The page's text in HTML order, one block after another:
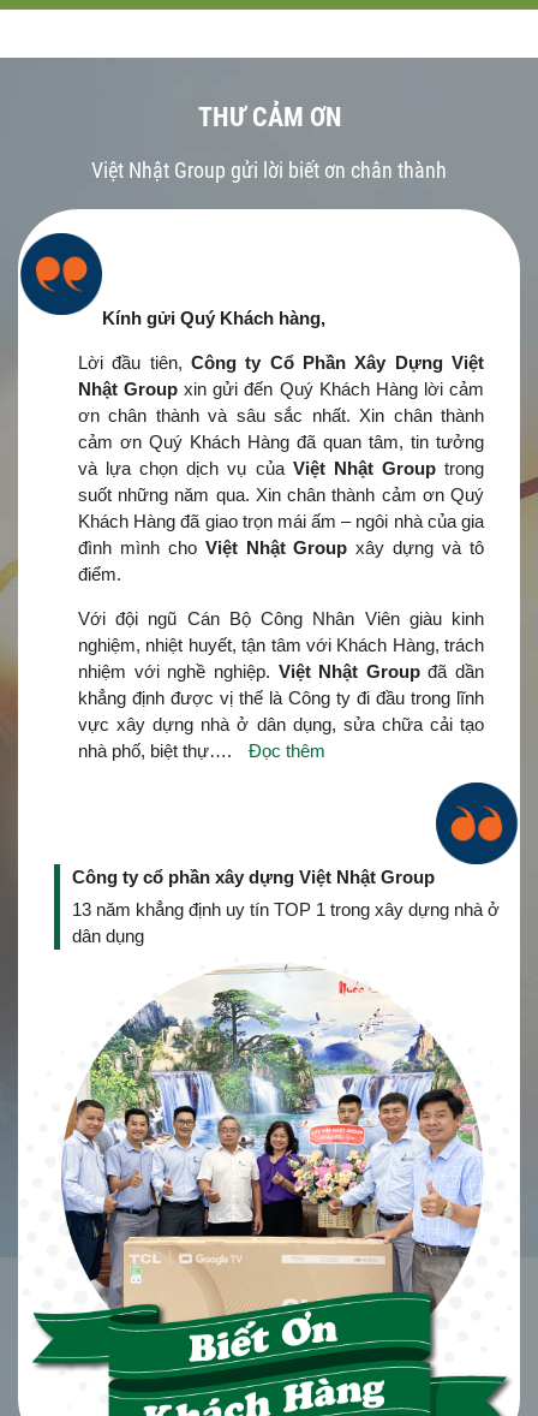
THƯ CẢM ƠN
Việt Nhật Group gửi lời biết ơn chân thành
Kính gửi Quý Khách hàng,
Lời đầu tiên, Công ty Cổ Phần Xây Dựng Việt
Nhật Group xin gửi đến Quý Khách Hàng lời cảm
ơn chân thành và sâu sắc nhất. Xin chân thành
cảm ơn Quý Khách Hàng đã quan tâm, tin tưởng
và lựa chọn dịch vụ của Việt Nhật Grouptrong
suốt những năm qua. Xin chân thành cảm ơn Quý
Khách Hàng đã giao trọn mái ấm – ngôi nhà của gia
đình mình cho Việt Nhật Group xây dựng và tô
điểm.
Với đội ngũ Cán Bộ Công Nhân Viên giàu kinh
nghiệm, nhiệt huyết, tận tâm với Khách Hàng, trách
nhiệm với nghề nghiệp. Việt Nhật Groupđã dần
khẳng định được vị thế là Công ty đi đầu trong lĩnh
vực xây dựng nhà ở dân dụng, sửa chữa cải tạo
nhà phố, biệt thự….
Đọc thêm
Công ty cổ phần xây dựng Việt Nhật Group
13 năm khẳng định uy tín TOP 1 trong xây dựng nhà ở
dân dụng